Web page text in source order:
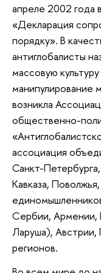
апреле 2002 года
«Декларация
порядку». В
антиглобалисты
массовую
манипулирование
возникла
общественно-
ассоциация
Санкт-
Кавказа,
Сербии,
Ларуша), Австрии,
регионов.